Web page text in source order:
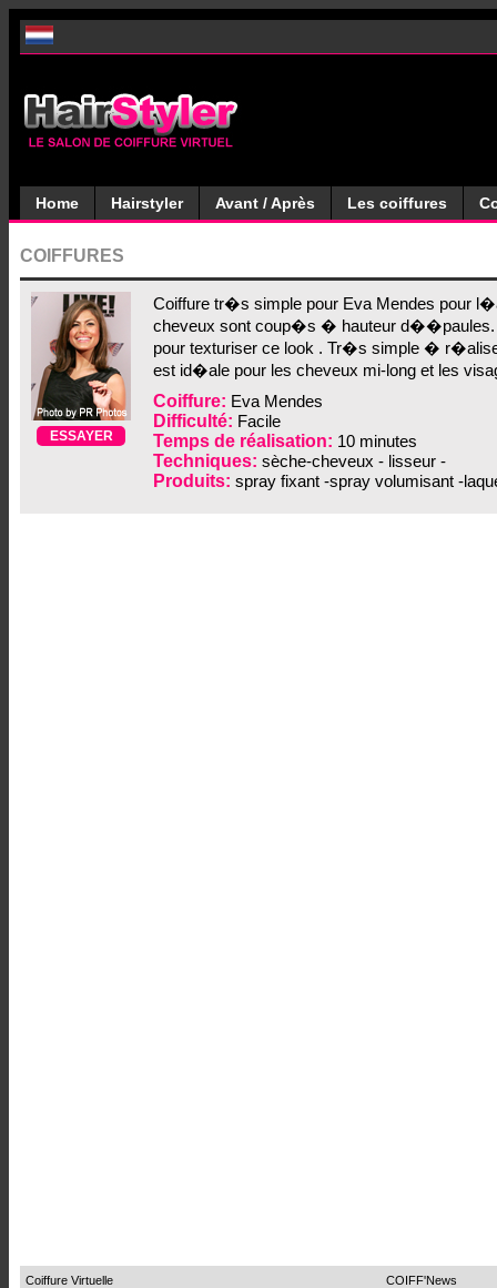
Home Hairstyler Avant / Après Les coiffures
COIFFURES
ESSAYER
Coiffure tr�s simple pour Eva Mendes pour
cheveux sont coup�s � hauteur d��paules.
pour texturiser ce look . Tr�s simple �
est id�ale pour les cheveux mi-long et les
Coiffure: Eva Mendes
Difficulté: Facile
Temps de réalisation: 10 minutes
Techniques: sèche-cheveux - lisseur -
Produits: spray fixant -spray volumisant -
Coiffure Virtuelle
COIFF'News